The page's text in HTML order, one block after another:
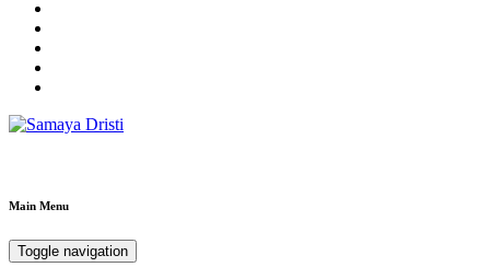
Main Menu
Toggle navigation